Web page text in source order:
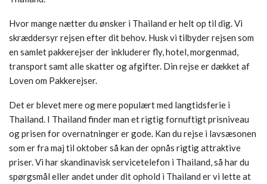
Hvor mange nætter du ønsker i Thailand er helt op til dig. Vi
skræddersyr rejsen efter dit behov. Husk vi tilbyder rejsen som
en samlet pakkerejser der inkluderer fly, hotel, morgenmad,
transport samt alle skatter og afgifter. Din rejse er dækket af
Loven om Pakkerejser.
Det er blevet mere og mere populært med langtidsferie i
Thailand. I Thailand finder man et rigtig fornuftigt prisniveau
og prisen for overnatninger er gode. Kan du rejse i lavsæsonen
som er fra maj til oktober så kan der opnås rigtig attraktive
priser. Vi har skandinavisk servicetelefon i Thailand, så har du
spørgsmål eller andet under dit ophold i Thailand er vi lette at